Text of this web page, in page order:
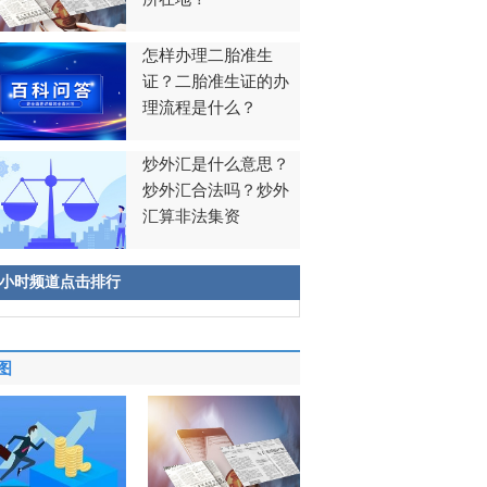
怎样办理二胎准生
证？二胎准生证的办
理流程是什么？
炒外汇是什么意思？
炒外汇合法吗？炒外
汇算非法集资
时频道点击排行